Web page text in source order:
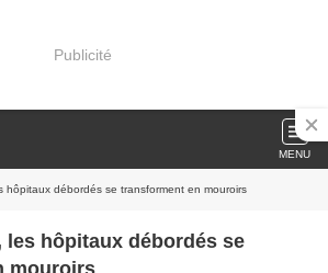
Publicité
MENU
hôpitaux débordés se transforment en mouroirs
les hôpitaux débordés se
mouroirs